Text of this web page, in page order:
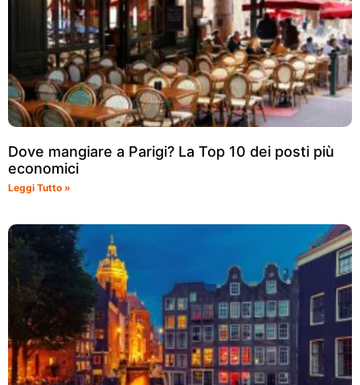
Dove mangiare a Parigi? La Top 10 dei posti più
economici
Leggi Tutto »